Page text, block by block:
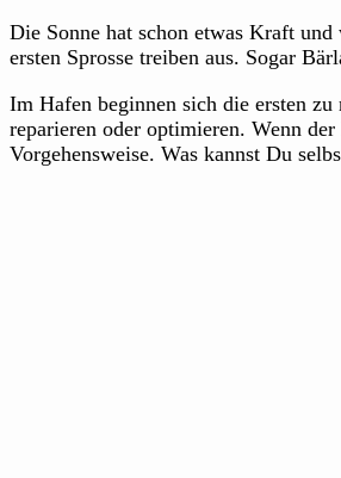
Die Sonne hat schon etwas Kraft
ersten Sprosse treiben aus. Sogar
Im Hafen beginnen sich die ersten
reparieren oder optimieren. Wenn
Vorgehensweise. Was kannst Du